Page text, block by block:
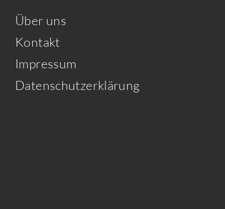
Über uns
Kontakt
Impressum
Datenschutzerklärung